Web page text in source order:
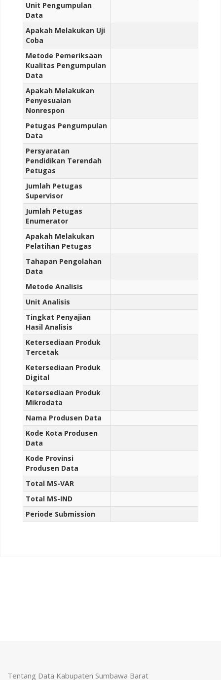
Unit Pengumpulan
Data
Apakah Melakukan Uji
Coba
Metode Pemeriksaan
Kualitas Pengumpulan
Data
Apakah Melakukan
Penyesuaian
Nonrespon
Petugas Pengumpulan
Data
Persyaratan
Pendidikan Terendah
Petugas
Jumlah Petugas
Supervisor
Jumlah Petugas
Enumerator
Apakah Melakukan
Pelatihan Petugas
Tahapan Pengolahan
Data
Metode Analisis
Unit Analisis
Tingkat Penyajian
Hasil Analisis
Ketersediaan Produk
Tercetak
Ketersediaan Produk
Digital
Ketersediaan Produk
Mikrodata
Nama Produsen Data
Kode Kota Produsen
Data
Kode Provinsi
Produsen Data
Total MS-VAR
Total MS-IND
Periode Submission
Tentang Data Kabupaten Sumbawa Barat